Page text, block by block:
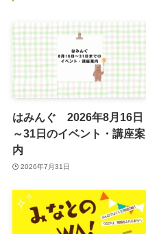
はみんぐ 2026年8月16日
～31日のイベント・講座案
内
2026年7月31日